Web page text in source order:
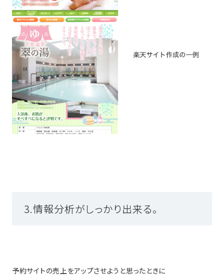
3.情報分析がしっかり出来る。
予約サイトの売上をアップさせようと思ったときに